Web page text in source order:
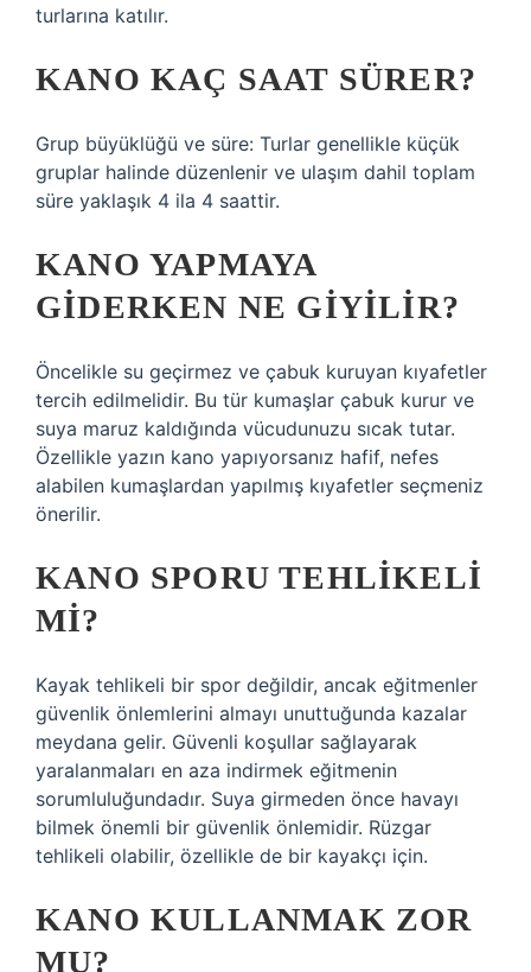
turlarına katılır.
KANO KAÇ SAAT SÜRER?
Grup büyüklüğü ve süre: Turlar genellikle küçük
gruplar halinde düzenlenir ve ulaşım dahil toplam
süre yaklaşık 4 ila 4 saattir.
KANO YAPMAYA
GIDERKEN NE GIYILIR?
Öncelikle su geçirmez ve çabuk kuruyan kıyafetler
tercih edilmelidir. Bu tür kumaşlar çabuk kurur ve
suya maruz kaldığında vücudunuzu sıcak tutar.
Özellikle yazın kano yapıyorsanız hafif, nefes
alabilen kumaşlardan yapılmış kıyafetler seçmeniz
önerilir.
KANO SPORU TEHLIKELI
MI?
Kayak tehlikeli bir spor değildir, ancak eğitmenler
güvenlik önlemlerini almayı unuttuğunda kazalar
meydana gelir. Güvenli koşullar sağlayarak
yaralanmaları en aza indirmek eğitmenin
sorumluluğundadır. Suya girmeden önce havayı
bilmek önemli bir güvenlik önlemidir. Rüzgar
tehlikeli olabilir, özellikle de bir kayakçı için.
KANO KULLANMAK ZOR
MU?